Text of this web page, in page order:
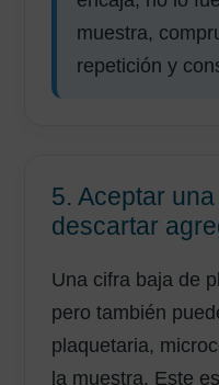
muestra,
repetición y
5. Aceptar
descartar
Una cifra baja de
pero también
plaquetaria,
la muestra. Este